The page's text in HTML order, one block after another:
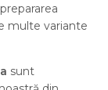
multe variante
sunt